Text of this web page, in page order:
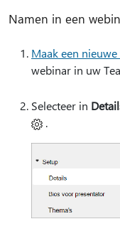
Namen in een
Maak een
webinar in uw
Selecteer in
.